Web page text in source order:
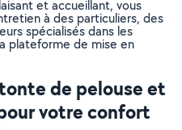
et accueillant, vous
à des particuliers, des
spécialisés dans les
plateforme de mise en
de pelouse et
votre confort